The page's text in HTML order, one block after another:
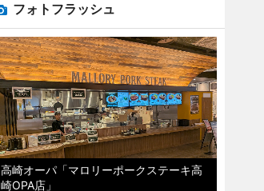
フォトフラッシュ
高崎オーパ「マロリーポークステーキ高
崎OPA店」